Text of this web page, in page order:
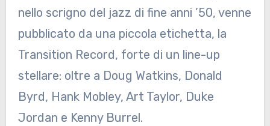
nello scrigno del jazz di fine anni ’50, venne
pubblicato da una piccola etichetta, la
Transition Record, forte di un line-up
stellare: oltre a Doug Watkins, Donald
Byrd, Hank Mobley, Art Taylor, Duke
Jordan e Kenny Burrel.